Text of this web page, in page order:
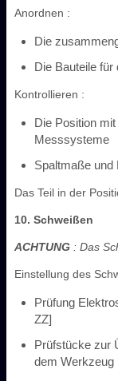
Anordnen :
Die
Die Bauteile für
Kontrollieren :
Die Position
Messsysteme
Spaltmaße und
Das Teil in der
10. Schweißen
ACHTUNG : Das
Einstellung des
Prüfung
ZZ]
Prüfstücke zur
dem Werkzeug